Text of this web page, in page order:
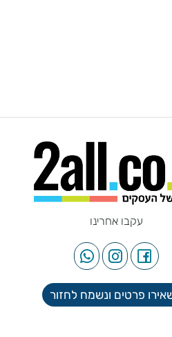
עקבו אחרינו